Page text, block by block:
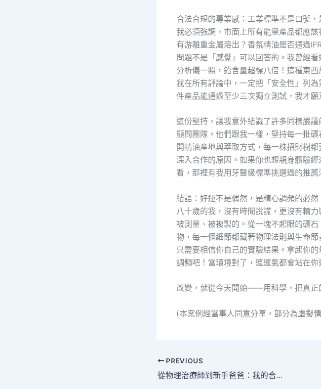
合法合規的專業感：工業標準不是口號，
我必須強調，市面上所有能量產品都應
有游離重金屬溶出？香氛精油是否通過
問題不是「感覺」可以回答的。我曾經
分析儀一照，鉛含量超標八倍！這種東
我在所有評論中，一定把「安全性」列
件產品能通過至少三次獨立測試，我才願
這份堅持，讓我意外結識了許多同樣嚴
顧問團隊。他們跟我一樣，堅持每一批
開精油產地與萃取方式，每一株招財樹
深入合作的原因。如果你也想親身體驗
看，那裡有我用牙醫級標準挑選過的推薦
結語：好運不是偶然，是精心調頻的必然
八十歲的我，沒有時間說謊，更沒有精
被測量、被複製的。從一塊不起眼的礦
物，每一個細節都藏著物理法則與生命
只需要相信你自己的實驗結果。拿起你
調頻吧！當環境對了，連運氣都會站在你
改變，就從今天開始——用科學，把真正
(本案例經當事人同意分享，部分為虛擬
PREVIOUS
從物理治療師到新手爸爸：我的合歡山親子登山裝備科學挑選筆記